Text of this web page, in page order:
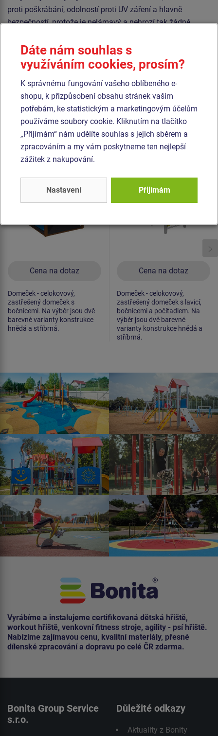
proti poškrábání, odolností proti UV záření a hlavně
bezpečností, protože je nelámavý a nehrozí tak žádné
vyrobena z HPL (vysokotlaký laminát, který se vyznačuje
vysokou barevnou stálostí, odolností proti poškrábání,
odolností proti UV záření a odolností proti vodě). Veškerý
spojovací materiál je pozinkovaný nebo nerezový.
Podobnézboží
Domeček MAXI -
Cena na dotaz
Domeček - celokovový,
zastřešený domeček s
bočnicemi. Na výběr jsou dvě
barevné varianty konstrukce
hnědá a stříbrná.
Cena na dotaz
Domeček - celokovový,
zastřešený domeček s lavicí,
bočnicemi a počítadlem. Na
výběr jsou dvě barevné
varianty konstrukce hnědá a
stříbrná.
Vyrábíme a instalujeme certifikovaná dětská hřiště,
workout hřiště, venkovní fitness stroje, agility - psí hřiště.
Nabízíme zajímavou cenu, kvalitní materiály, přesné
dílenské zpracování a dopravu po celé ČR zdarma.
Bonita Group Service
s.r.o.
Důležité odkazy
Aktuality z Bonity
Dáte nám souhlas s
využíváním cookies, prosím?
K správnému fungování vašeho oblíbeného e-
shopu, k přizpůsobení obsahu stránek vašim
potřebám, ke statistickým a marketingovým účelům
používáme soubory cookie. Kliknutím na tlačítko
„Přijímám“ nám udělíte souhlas s jejich sběrem a
zpracováním a my vám poskytneme ten nejlepší
zážitek z nakupování.
Nastavení Přijímám